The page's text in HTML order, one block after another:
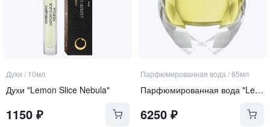
Духи / 10мл
Духи "Lemon Slice Nebula"
1150 ₽
Парфюмированная вода /65мл
Парфюмированная вода "Lemon Slice Nebula"
6250₽